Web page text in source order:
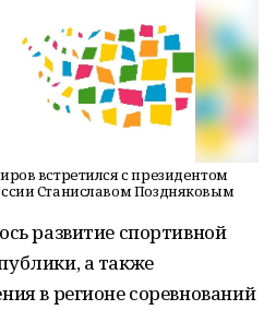
встретился с президентом
Станиславом Поздняковым
развитие спортивной
а также
в регионе соревнований